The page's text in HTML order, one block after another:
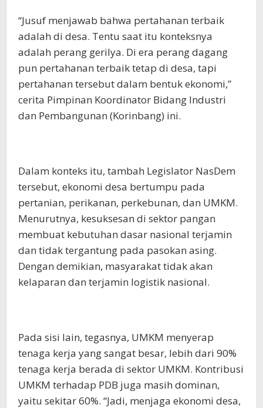
“Jusuf menjawab bahwa pertahanan terbaik
adalah di desa. Tentu saat itu konteksnya
adalah perang gerilya. Di era perang dagang
pun pertahanan terbaik tetap di desa, tapi
pertahanan tersebut dalam bentuk ekonomi,”
cerita Pimpinan Koordinator Bidang Industri
dan Pembangunan (Korinbang) ini.
Dalam konteks itu, tambah Legislator NasDem
tersebut, ekonomi desa bertumpu pada
pertanian, perikanan, perkebunan, dan UMKM.
Menurutnya, kesuksesan di sektor pangan
membuat kebutuhan dasar nasional terjamin
dan tidak tergantung pada pasokan asing.
Dengan demikian, masyarakat tidak akan
kelaparan dan terjamin logistik nasional.
Pada sisi lain, tegasnya, UMKM menyerap
tenaga kerja yang sangat besar, lebih dari 90%
tenaga kerja berada di sektor UMKM. Kontribusi
UMKM terhadap PDB juga masih dominan,
yaitu sekitar 60%. “Jadi, menjaga ekonomi desa,